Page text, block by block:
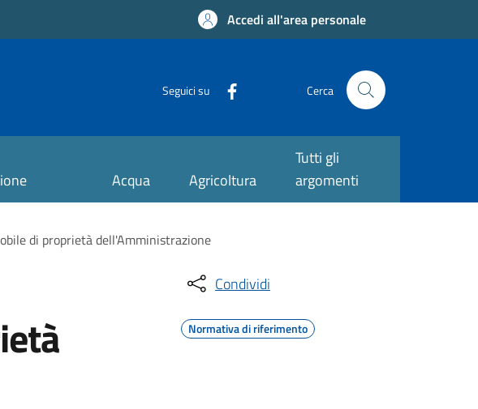
Accedi all'area personale
Seguici su Cerca
Acqua Agricoltura
Tutti gli
argomenti
di proprietà dell'Amministrazione
Condividi
Normativa di riferimento